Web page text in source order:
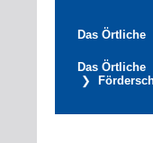
Das Örtliche
Das Örtliche